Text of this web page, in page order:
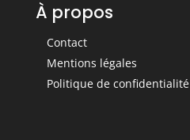
À propos
Contact
Mentions légales
Politique de confidentialité